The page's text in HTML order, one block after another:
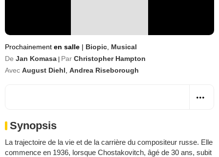
Prochainement en salle | Biopic Musical
De Jan Komasa Par Christopher Hampton
Avec August Diehl Andrea Riseborough
Synopsis
La trajectoire de la vie et de la carrière du compositeur russe. Elle
commence en 1936, lorsque Chostakovitch, âgé de 30 ans, subit